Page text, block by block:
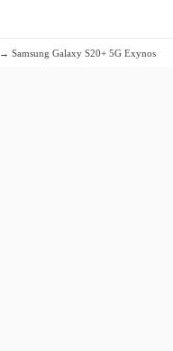
→ Samsung Galaxy S20+ 5G Exynos